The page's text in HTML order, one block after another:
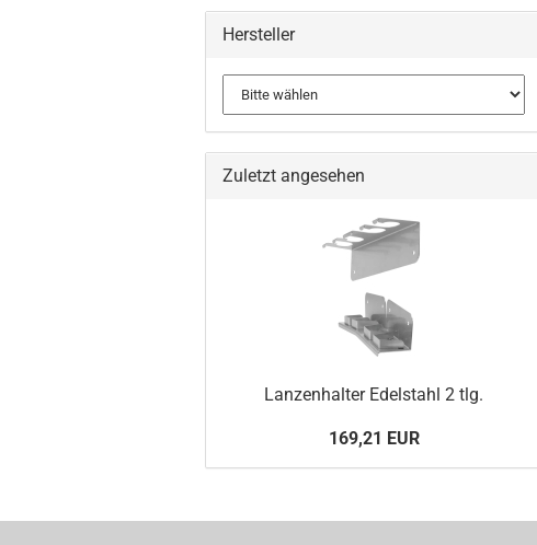
Hersteller
Zuletzt angesehen
Lanzenhalter Edelstahl 2 tlg.
169,21 EUR